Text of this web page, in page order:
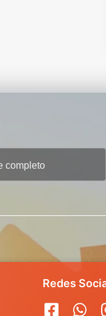
Redes